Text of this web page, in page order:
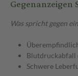
Was spricht gegen
Blutdruckabfall
Schwere